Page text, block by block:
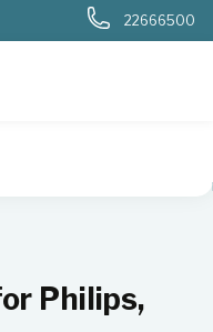
22666500
strålevern, beredskap,
Philips,